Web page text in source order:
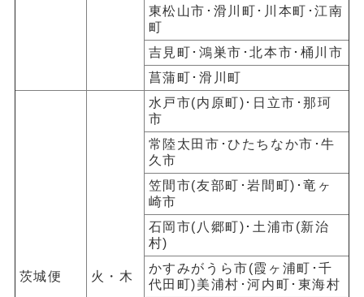
東松山市･滑川町･川本町･江南
町
吉見町･鴻巣市･北本市･桶川市
菖蒲町･滑川町
茨城便 火・木
水戸市(内原町) ･日立市･那珂
市
常陸太田市･ひたちなか市･牛
久市
笠間市(友部町･岩間町) ･竜ヶ
崎市
石岡市(八郷町) ･ 土浦市(新治
村)
かすみがうら市(霞ヶ浦町･千
代田町)美浦村･河内町･東海村